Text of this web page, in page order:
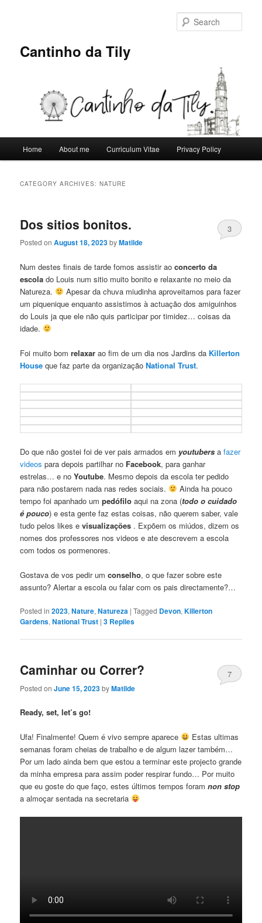
Cantinho da Tily
Home About me Curriculum Vitae Privacy Policy
CATEGORY ARCHIVES:NATURE
Dos sitios bonitos.
Posted onAugust 18, 2023byMatilde
3
Num destes finais de tarde fomos assistir aoconcerto da
escola do Louis num sitio muito bonito e relaxante no meio da
Natureza.
Apesar da chuva miudinha aproveitamos para fazer
um piquenique enquanto assistimos à actuação dos amiguinhos
do Louis ja que ele não quis participar por timidez… coisas da
idade.
Foi muito bomrelaxar ao fim de um dia nos Jardins da Killerton
House que faz parte da organizaçãoNational Trust.
Do que não gostei foi de ver pais armados em youtubers afazer
videos para depois partilhar no Facebook, para ganhar
estrelas… e noYoutube. Mesmo depois da escola ter pedido
para não postarem nada nas redes sociais.
Ainda ha pouco
tempo foi apanhado umpedófilo aqui na zona (todo o cuidado
é pouco) e esta gente faz estas coisas, não querem saber, vale
tudo pelos likes evisualizações . Expõem os miúdos, dizem os
nomes dos professores nos videos e ate descrevem a escola
com todos os pormenores.
Gostava de vos pedir umconselho, o que fazer sobre este
assunto? Alertar a escola ou falar com os pais directamente?…
Posted in 2023,Nature,Natureza |Tagged Devon,Killerton
Gardens,National Trust |3 Replies
Caminhar ou Correr?
Posted onJune 15, 2023byMatilde
7
Ready, set, let’s go!
Ufa! Finalmente! Quem é vivo sempre aparece
Estas ultimas
semanas foram cheias de trabalho e de algum lazer também…
Por um lado ainda bem que estou a terminar este projecto grande
da minha empresa para assim poder respirar fundo… Por muito
que eu goste do que faço, estes últimos tempos foramnon stop
a almoçar sentada na secretaria